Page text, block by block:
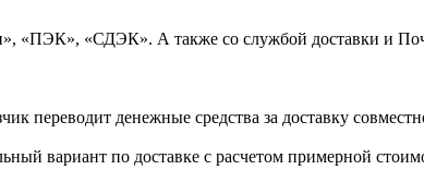
«ПЭК», «СДЭК». А также со службой доставки и
переводит денежные средства за доставку
вариант по доставке с расчетом примерной